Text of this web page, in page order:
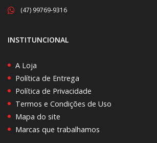
(47) 99769-9316
INSTITUNCIONAL
A Loja
Política de Entrega
Política de Privacidade
Termos e Condições de Uso
Mapa do site
Marcas que trabalhamos